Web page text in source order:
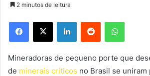
2 minutos de leitura
Facebook
X LinkedinReddit
Mineradoras de pequeno porte que
de minerais críticos no Brasil se